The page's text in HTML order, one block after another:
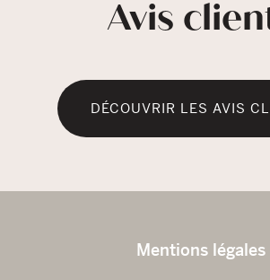
Avis
DÉCOUVRIR LES AVIS
Mentions légales